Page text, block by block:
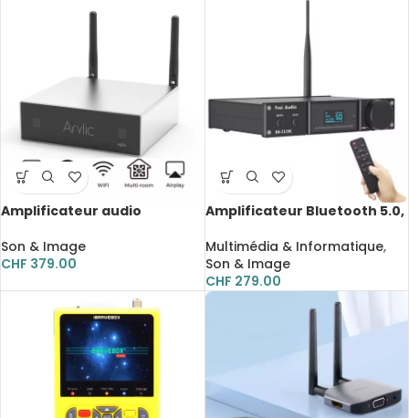
Amplificateur audio
WiFi, Bluetooth, AirPlay,
DLNA, UPnP, Spotify connect,
Son & Image
CHF 379.00
Amplificateur Bluetooth 5.0,
24 bits/192Khz
Multimédia & Informatique,
Son & Image
CHF 279.00